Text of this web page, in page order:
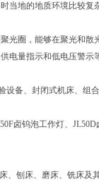
当地的地质环境比较
光圈，能够在聚光和散
电量指示和低电压警
设备、封闭式机床、组
卤钨泡工作灯、 JL50D
、刨床、磨床、铣床及